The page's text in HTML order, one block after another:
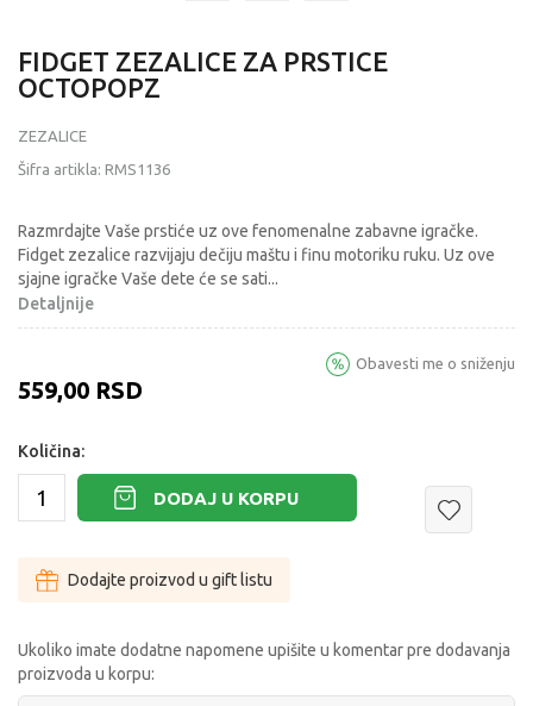
FIDGET ZEZALICE ZA PRSTICE
OCTOPOPZ
ZEZALICE
Šifra artikla: RMS1136
Razmrdajte Vaše prstiće uz ove fenomenalne zabavne igračke.
Fidget zezalice razvijaju dečiju maštu i finu motoriku ruku. Uz ove
sjajne igračke Vaše dete će se sati...
Detaljnije
559,00 RSD
Obavesti me o sniženju
Količina:
DODAJ U KORPU
Dodajte proizvod u gift listu
Ukoliko imate dodatne napomene upišite u komentar pre dodavanja
proizvoda u korpu: